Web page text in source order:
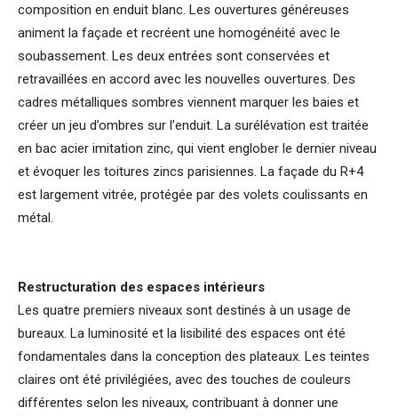
composition en enduit blanc. Les ouvertures généreuses
animent la façade et recréent une homogénéité avec le
soubassement. Les deux entrées sont conservées et
retravaillées en accord avec les nouvelles ouvertures. Des
cadres métalliques sombres viennent marquer les baies et
créer un jeu d’ombres sur l’enduit. La surélévation est traitée
en bac acier imitation zinc, qui vient englober le dernier niveau
et évoquer les toitures zincs parisiennes. La façade du R+4
est largement vitrée, protégée par des volets coulissants en
métal.
Restructuration des espaces intérieurs
Les quatre premiers niveaux sont destinés à un usage de
bureaux. La luminosité et la lisibilité des espaces ont été
fondamentales dans la conception des plateaux. Les teintes
claires ont été privilégiées, avec des touches de couleurs
différentes selon les niveaux, contribuant à donner une